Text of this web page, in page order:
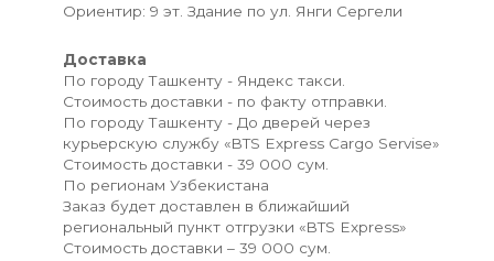
Ориентир: 9 эт. Здание по ул. Янги Сергели
Доставка
По городу Ташкенту - Яндекс такси.
Стоимость доставки - по факту отправки.
По городу Ташкенту - До дверей через
курьерскую службу «BTS Express Cargo Servise»
Стоимость доставки - 39 000 сум.
По регионам Узбекистана
Заказ будет доставлен в ближайший
региональный пункт отгрузки «BTS Express»
Стоимость доставки – 39 000 сум.